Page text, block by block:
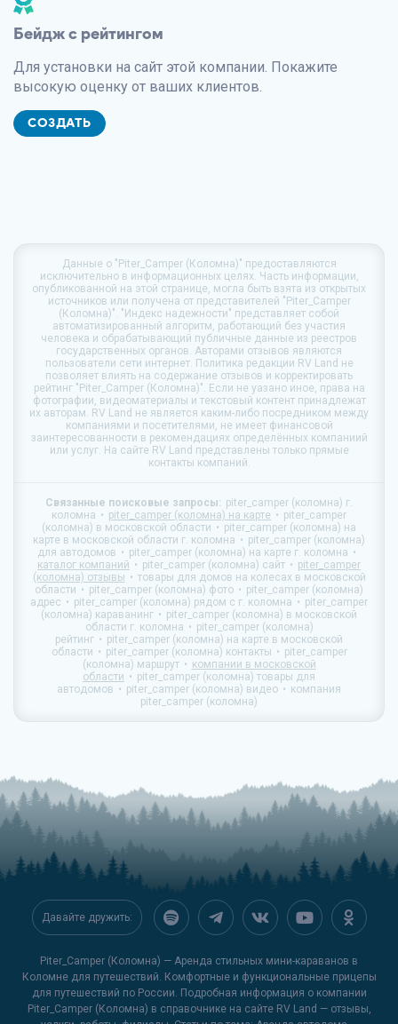
Бейдж с рейтингом
Для установки на сайт этой компании. Покажите
высокую оценку от ваших клиентов.
СОЗДАТЬ
Данные о "Piter_Camper (Коломна)" предоставляются
исключительно в информационных целях. Часть информации,
опубликованной на этой странице, могла быть взята из открытых
источников или получена от представителей "Piter_Camper
(Коломна)". "Индекс надежности" представляет собой
автоматизированный алгоритм, работающий без участия
человека и обрабатывающий публичные данные из реестров
государственных органов. Авторами отзывов являются
пользователи сети интернет. Политика редакции RV Land не
позволяет влиять на содержание отзывов и корректировать
рейтинг "Piter_Camper (Коломна)". Если не уазано иное, права на
фотографии, видеоматериалы и текстовый контент принадлежат
их авторам. RV Land не является каким-либо посредником между
компаниями и посетителями, не имеет финансовой
заинтересованности в рекомендациях определённых компаниий
или услуг. На сайте RV Land представлены только прямые
контакты компаний.
Связанные поисковые запросы: piter_camper (коломна) г.
коломна
piter_camper (коломна) на карте
piter_camper
(коломна) в московской области
piter_camper (коломна) на
карте в московской области г. коломна
piter_camper (коломна)
для автодомов
piter_camper (коломна) на карте г. коломна
каталог компаний
piter_camper (коломна) сайт
piter_camper
(коломна) отзывы
товары для домов на колесах в московской
области
piter_camper (коломна) фото
piter_camper (коломна)
адрес
piter_camper (коломна) рядом с г. коломна
piter_camper
(коломна) караванинг
piter_camper (коломна) в московской
области г. коломна
piter_camper (коломна)
рейтинг
piter_camper (коломна) на карте в московской
области
piter_camper (коломна) контакты
piter_camper
(коломна) маршрут
компании в московской
области
piter_camper (коломна) товары для
автодомов
piter_camper (коломна) видео
компания
piter_camper (коломна)
Давайте дружить:
Piter_Camper (Коломна) — Аренда стильных мини-караванов в
Коломне для путешествий. Комфортные и функциональные прицепы
для путешествий по России. Подробная информация о компании
Piter_Camper (Коломна) в справочнике на сайте RV Land — отзывы,